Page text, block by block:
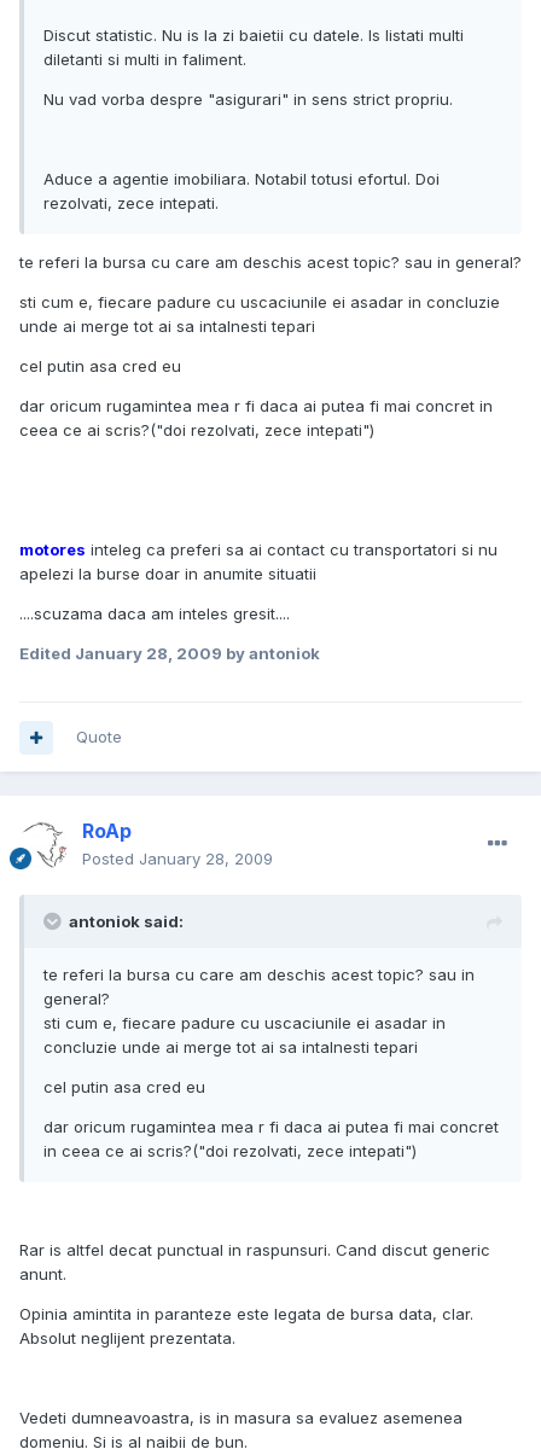
Discut statistic. Nu is la zi baietii cu datele. Is listati multi
diletanti si multi in faliment.
Nu vad vorba despre "asigurari" in sens strict propriu.
Aduce a agentie imobiliara. Notabil totusi efortul. Doi
rezolvati, zece intepati.
te referi la bursa cu care am deschis acest topic? sau in general?
sti cum e, fiecare padure cu uscaciunile ei asadar in concluzie
unde ai merge tot ai sa intalnesti tepari
cel putin asa cred eu
dar oricum rugamintea mea r fi daca ai putea fi mai concret in
ceea ce ai scris?("doi rezolvati, zece intepati")
motores inteleg ca preferi sa ai contact cu transportatori si nu
apelezi la burse doar in anumite situatii
....scuzama daca am inteles gresit....
Edited January 28, 2009 by antoniok
Quote
RoAp
Posted January 28, 2009
antoniok said:
te referi la bursa cu care am deschis acest topic? sau in
general?
sti cum e, fiecare padure cu uscaciunile ei asadar in
concluzie unde ai merge tot ai sa intalnesti tepari
cel putin asa cred eu
dar oricum rugamintea mea r fi daca ai putea fi mai concret
in ceea ce ai scris?("doi rezolvati, zece intepati")
Rar is altfel decat punctual in raspunsuri. Cand discut generic
anunt.
Opinia amintita in paranteze este legata de bursa data, clar.
Absolut neglijent prezentata.
Vedeti dumneavoastra, is in masura sa evaluez asemenea
domeniu. Si is al naibii de bun.